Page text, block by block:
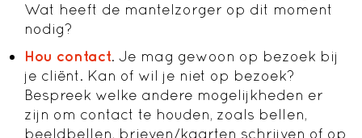
Wat heeft de mantelzorger op dit moment
nodig?
Hou contact. Je mag gewoon op bezoek bij
je cliënt. Kan of wil je niet op bezoek?
Bespreek welke andere mogelijkheden er
zijn om contact te houden, zoals bellen,
beeldbellen, brieven/kaarten schrijven of op